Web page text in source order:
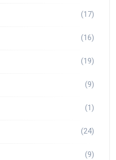
(17)
(16)
(19)
(9)
(1)
(24)
(9)